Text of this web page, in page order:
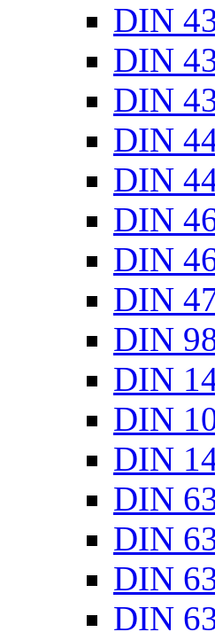
DIN
DIN
DIN
DIN
DIN
DIN
DIN
DIN
DIN
DIN
DIN
DIN
DIN
DIN
DIN
DIN